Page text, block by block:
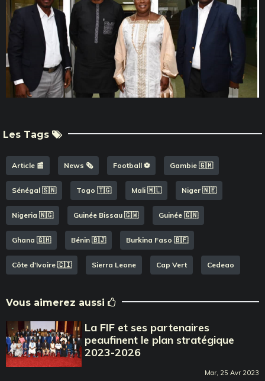
Les Tags
Article 📰 News 🗞️ Football ⚽️ Gambie 🇬🇲
Sénégal 🇸🇳 Togo 🇹🇬 Mali 🇲🇱 Niger 🇳🇪
Nigeria 🇳🇬 Guinée Bissau 🇬🇼 Guinée 🇬🇳
Ghana 🇬🇭 Bénin 🇧🇯 Burkina Faso 🇧🇫
Côte d'Ivoire 🇨🇮 Sierra Leone Cap Vert Cedeao
Vous aimerez aussi
La FIF et ses partenaires
peaufinent le plan stratégique
2023-2026
Mar, 25 Avr 2023